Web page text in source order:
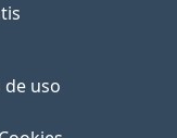
uso